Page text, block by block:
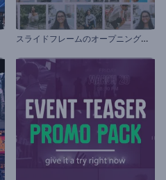
ス
ライドフレームのオープニング動画